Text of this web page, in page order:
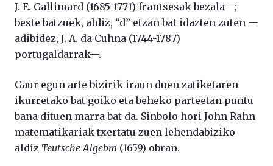
J. E. Gallimard (1685-1771) frantsesak bezala—;
beste batzuek, aldiz, “d” etzan bat idazten zuten —
adibidez, J. A. da Cuhna (1744-1787)
portugaldarrak—.
Gaur egun arte bizirik iraun duen zatiketaren
ikurretako bat goiko eta beheko parteetan puntu
bana dituen marra bat da. Sinbolo hori John Rahn
matematikariak txertatu zuen lehendabiziko
aldiz Teutsche Algebra (1659) obran.